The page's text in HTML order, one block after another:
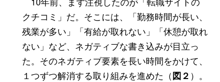
クチコミ」だ。そこには、「勤務時間が長い、
残業が多い」「有給が取れない」「休憩が取れ
ない」など、ネガティブな書き込みが目立っ
た。そのネガティブ要素を長い時間をかけて、
１つずつ解消する取り組みを進めた（図２ ）。